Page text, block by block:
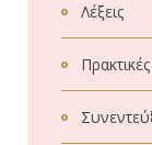
Λέξεις
Πρακτικές